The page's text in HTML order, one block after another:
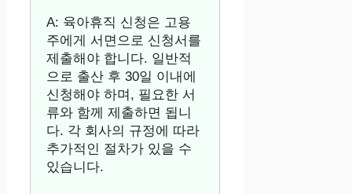
A: 육아휴직 신청은 고용
주에게 서면으로 신청서를
제출해야 합니다. 일반적
으로 출산 후 30일 이내에
신청해야 하며, 필요한 서
류와 함께 제출하면 됩니
다. 각 회사의 규정에 따라
추가적인 절차가 있을 수
있습니다.